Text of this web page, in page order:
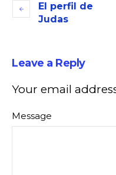
El perfil de
Judas
Leave a Reply
Your email
Message